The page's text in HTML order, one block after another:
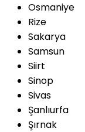
Osmaniye
Rize
Sakarya
Samsun
Siirt
Sinop
Sivas
Şanlıurfa
Şırnak